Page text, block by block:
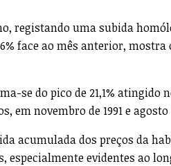
registando uma subida
face ao mês anterior, mostra
se do pico de 21,1% atingido
em novembro de 1991 e agosto
acumulada dos preços da
evidentes ao